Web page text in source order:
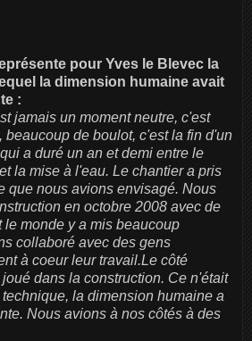
pour Yves le Blevec la
la dimension humaine avait
:
jamais un moment neutre, c'est
beaucoup de boulot, c'est la fin d'un
a duré un an et demi entre le
la mise à l'eau. Le chantier a pris
que nous avions envisagé. Nous
en octobre 2008 avec de
le monde y a mis beaucoup
collaboré avec des gens
à coeur leur travail.Le côté
dans la construction. Ce n'était
la dimension humaine a
Nous avions à nos côtés à des